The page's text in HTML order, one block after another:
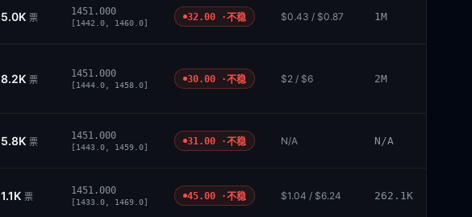
5.0K 票
1451.000
[1442.0, 1460.0]
32.00 ·不稳 $0.43 / $0.87 1M
8.2K 票
1451.000
[1444.0, 1458.0]
30.00 ·不稳 $2 / $6 2M
5.8K 票
1451.000
[1443.0, 1459.0]
31.00 ·不稳 N/A N/A
1.1K 票
1451.000
[1433.0, 1469.0]
45.00 ·不稳 $1.04 / $6.24 262.1K